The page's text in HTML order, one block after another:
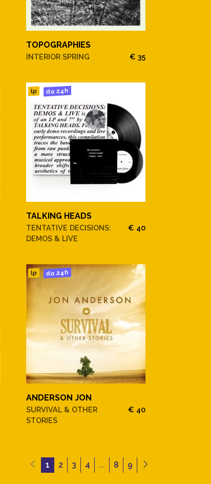
TOPOGRAPHIES
INTERIOR SPRING € 35
lp do 24h
TALKING HEADS
TENTATIVE DECISIONS:
DEMOS & LIVE
€ 40
lp do 24h
ANDERSON JON
SURVIVAL & OTHER
STORIES
€ 40
1 2 3 4 ... 8 9